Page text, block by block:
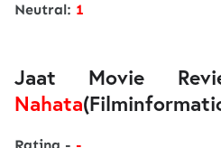
Neutral: 1
Jaat Movie
Nahata